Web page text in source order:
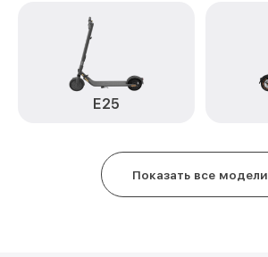
E25
Показать все модели